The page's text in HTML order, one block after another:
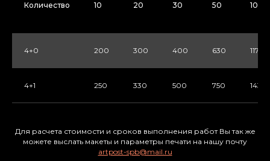
Количество 10 20 30 50 100
4+0 200 300 400 630 1170
4+1 250 330 500 750 1430
Для расчета стоимости и сроков выполнения работ Вы так же
можете выслать макеты и параметры печати на нашу почту
artpost-spb@mail.ru